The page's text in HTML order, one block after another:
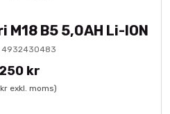
B5 5,0AH Li-ION
4932430483
kr
exkl. moms)